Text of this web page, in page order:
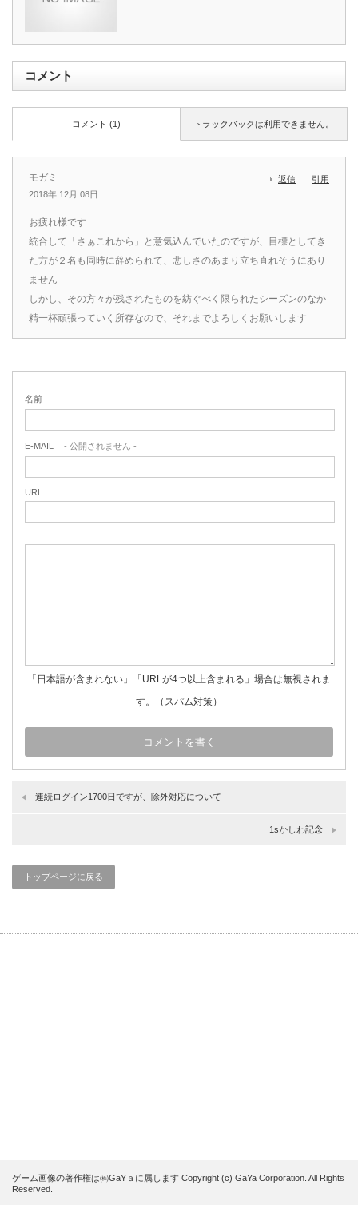
コメント
トラックバックは利用できません。
コメント (1)
モガミ
2018年 12月 08日
返信 引用
お疲れ様です
統合して「さぁこれから」と意気込んでいたのですが、目標としてき
た方が２名も同時に辞められて、悲しさのあまり立ち直れそうにあり
ません
しかし、その方々が残されたものを紡ぐべく限られたシーズンのなか
精一杯頑張っていく所存なので、それまでよろしくお願いします
名前
E-MAIL - 公開されません -
URL
「日本語が含まれない」「URLが4つ以上含まれる」場合は無視されま
す。（スパム対策）
連続ログイン1700日ですが、除外対応について
1sかしわ記念
トップページに戻る
ゲーム画像の著作権は㈱GaYａに属します Copyright (c) GaYa Corporation. All Rights
Reserved.